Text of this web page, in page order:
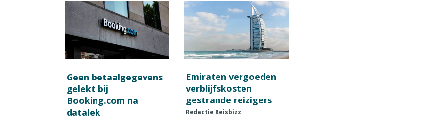
Geen betaalgegevens
gelekt bij
Booking.com na
datalek
Emiraten vergoeden
verblijfskosten
gestrande reizigers
Redactie Reisbizz